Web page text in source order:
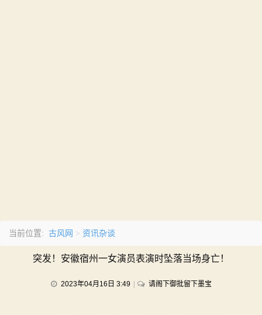
当前位置: 古风网 > 资讯杂谈
突发！安徽宿州一女演员表演时坠落当场身亡！
2023年04月16日 3:49 请阁下御批留下墨宝on